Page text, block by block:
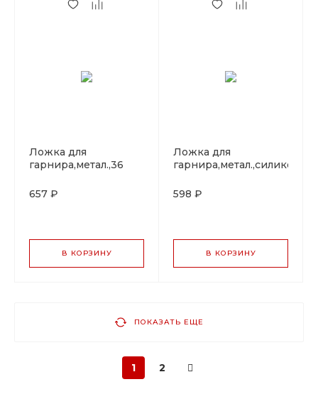
Ложка для
гарнира,метал.,36
ручка P.L.
657 ₽
В КОРЗИНУ
Ложка для
598 ₽
В КОРЗИНУ
ПОКАЗАТЬ ЕЩЕ
1 2